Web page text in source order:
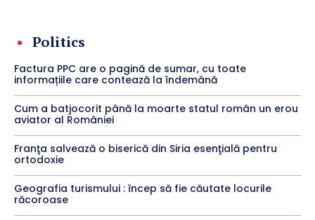
Politics
Factura PPC are o pagină de sumar, cu toate
informațiile care contează la îndemână
Cum a batjocorit până la moarte statul român un erou
aviator al României
Franţa salvează o biserică din Siria esenţială pentru
ortodoxie
Geografia turismului : încep să fie căutate locurile
răcoroase